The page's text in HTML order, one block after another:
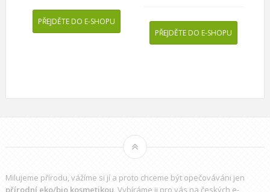
PŘEJDĚTE DO E-SHOPU
PŘEJDĚTE DO E-SHOPU
Milujeme přírodu, vážíme si jí a proto chceme být opečováváni jen
přírodní eko/bio kosmetikou. Vybíráme ji pro vás na českých e-